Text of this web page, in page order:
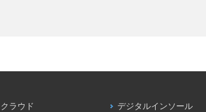
クラウド デジタルインソール